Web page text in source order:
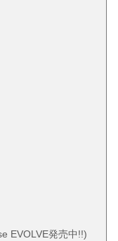
EVOLVE発売中!!)